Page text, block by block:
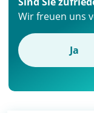
Wir freuen uns
Ja